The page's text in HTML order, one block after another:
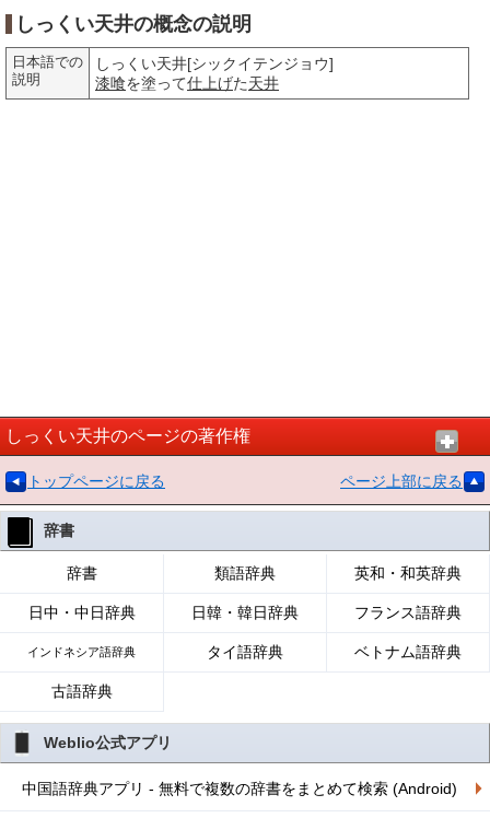
しっくい天井の概念の説明
日本語での
説明
しっくい天井[シックイテンジョウ]
漆喰を塗って仕上げた天井
しっくい天井のページの著作権
トップページに戻る ページ上部に戻る
辞書
辞書 類語辞典 英和・和英辞典
日中・中日辞典 日韓・韓日辞典 フランス語辞典
インドネシア語辞典 タイ語辞典 ベトナム語辞典
古語辞典
Weblio公式アプリ
中国語辞典アプリ - 無料で複数の辞書をまとめて検索 (Android)